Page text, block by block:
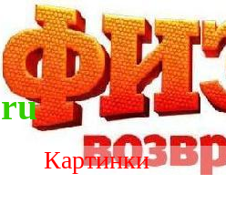
Картинки